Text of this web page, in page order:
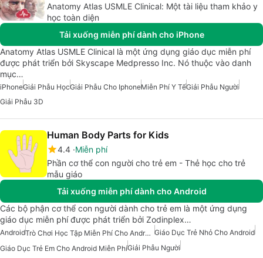
Anatomy Atlas USMLE Clinical: Một tài liệu tham khảo y
học toàn diện
Tải xuống miễn phí dành cho iPhone
Anatomy Atlas USMLE Clinical là một ứng dụng giáo dục miễn phí
được phát triển bởi Skyscape Medpresso Inc. Nó thuộc vào danh
mục…
iPhoneGiải Phẫu HọcGiải Phẫu Cho IphoneMiễn Phí Y TếGiải Phẫu Người
Giải Phẫu 3D
Human Body Parts for Kids
4.4 Miễn phí
Phần cơ thể con người cho trẻ em - Thẻ học cho trẻ
mẫu giáo
Tải xuống miễn phí dành cho Android
Các bộ phận cơ thể con người dành cho trẻ em là một ứng dụng
giáo dục miễn phí được phát triển bởi Zodinplex…
Android Trò Chơi Học Tập Miễn Phí Cho Android Giáo Dục Trẻ Nhỏ Cho Android
Giáo Dục Trẻ Em Cho Android Miễn PhíGiải Phẫu Người